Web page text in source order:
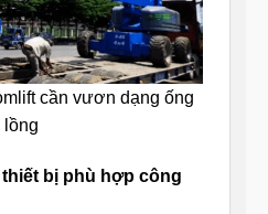
cần vươn dạng ống
lồng
bị phù hợp công